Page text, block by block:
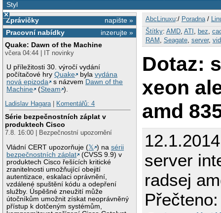
Styl
×
napište »
Zprávičky
inzerujte »
Pracovní nabídky
Quake: Dawn of the Machine
včera 04:44 | IT novinky
U příležitosti 30. výročí vydání
počítačové hryQuake bylavydána
nová epizoda
s názvem Dawn of the
Machine
(Steam ).
Ladislav Hagara| Komentářů: 4
Série bezpečnostních záplat v
produktech Cisco
7.8. 16:00 | Bezpečnostní upozornění
Vládní CERT upozorňuje (𝕏 ) nasérii
bezpečnostních záplat
(CVSS 9.9) v
produktech Cisco řešících kritické
zranitelnosti umožňující obejití
autentizace, eskalaci oprávnění,
vzdálené spuštění kódu a odepření
služby. Úspěšné zneužití může
útočníkům umožnit získat neoprávněný
přístup k dotčeným systémům,
AbcLinuxu:/ Poradna/
Štítky: AMD, ATI bez
RAM Seagate, server,
Dotaz:
xeon
amd
server
radsej